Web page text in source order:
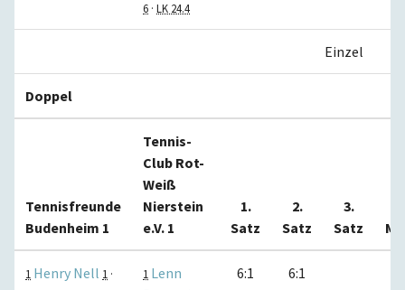
6 · LK 24.4
Einzel
Doppel
Tennisfreunde
Budenheim 1
Tennis-
Club Rot-
Weiß
Nierstein
e.V. 1
1.
Satz
2.
Satz
3.
Satz
1 Henry Nell 1 ·
1 Lenn
6:1 6:1